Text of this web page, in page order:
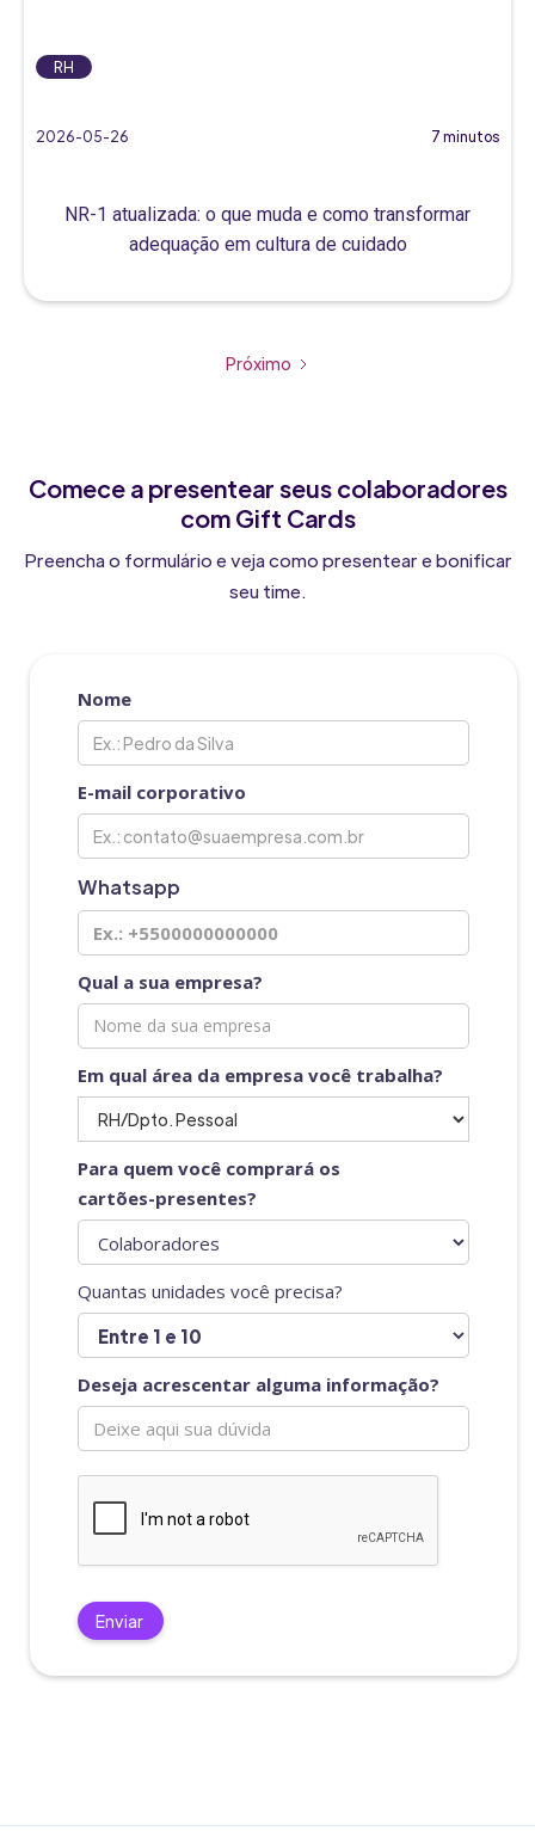
RH
2026-05-26 7 minutos
NR-1 atualizada: o que muda e como transformar
adequação em cultura de cuidado
Próximo
Comece a presentear seus colaboradores
com Gift Cards
Preencha o formulário e veja como presentear e bonificar
seu time.
Nome
E-mail corporativo
Whatsapp
Qual a sua empresa?
Em qual área da empresa você trabalha?
Para quem você comprará os
cartões-presentes?
Quantas unidades você precisa?
Deseja acrescentar alguma informação?